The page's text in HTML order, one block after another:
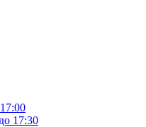
17:30